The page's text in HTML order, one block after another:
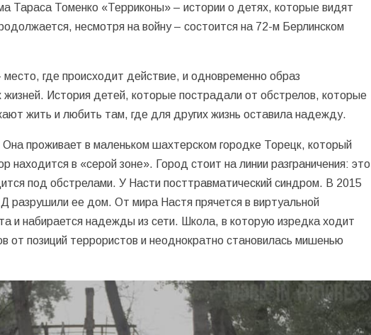
Тараса Томенко «Терриконы» – истории о детях, которые видят
несмотря на войну – состоится на 72-м Берлинском
где происходит действие, и одновременно образ
жизней. История детей, которые пострадали от обстрелов, которые
жить и любить там, где для других жизнь оставила надежду.
проживает в маленьком шахтерском городке Торецк, который
находится в «серой зоне». Город стоит на линии разграничения: это
под обстрелами. У Насти посттравматический синдром. В 2015
разрушили ее дом. От мира Настя прячется в виртуальной
и набирается надежды из сети. Школа, в которую изредка ходит
от позиций террористов и неоднократно становилась мишенью